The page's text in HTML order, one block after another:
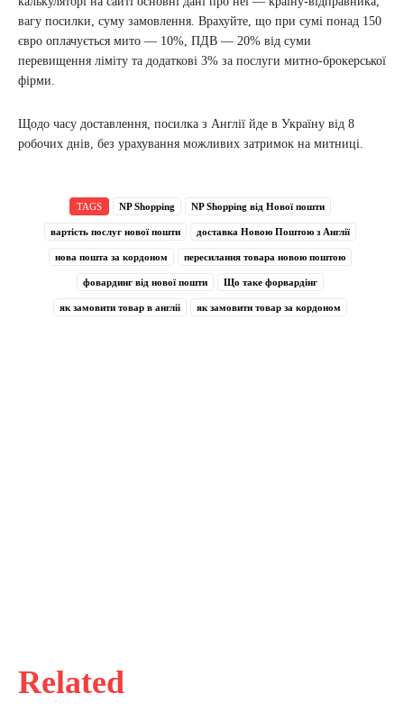
Related
вагу посилки, суму замовлення. Врахуйте, що при сумі понад 150
євро оплачується мито — 10%, ПДВ — 20% від суми
перевищення ліміту та додаткові 3% за послуги митно-брокерської
фірми.
Щодо часу доставлення, посилка з Англії йде в Україну від 8
робочих днів, без урахування можливих затримок на митниці.
TAGS NP Shopping NP Shopping від Нової пошти
вартість послуг нової пошти доставка Новою Поштою з Англії
нова пошта за кордоном пересилання товара новою поштою
фовардинг від нової пошти Що таке форвардінг
як замовити товар в англіі як замовити товар за кордоном